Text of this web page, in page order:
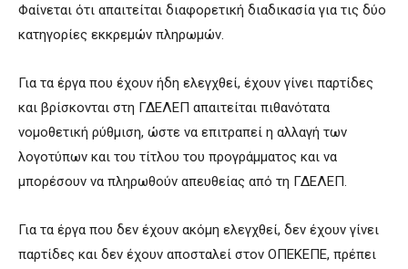
Φαίνεται ότι απαιτείται διαφορετική διαδικασία για τις δύο
κατηγορίες εκκρεμών πληρωμών.
Για τα έργα που έχουν ήδη ελεγχθεί, έχουν γίνει παρτίδες
και βρίσκονται στη ΓΔΕΛΕΠ απαιτείται πιθανότατα
νομοθετική ρύθμιση, ώστε να επιτραπεί η αλλαγή των
λογοτύπων και του τίτλου του προγράμματος και να
μπορέσουν να πληρωθούν απευθείας από τη ΓΔΕΛΕΠ.
Για τα έργα που δεν έχουν ακόμη ελεγχθεί, δεν έχουν γίνει
παρτίδες και δεν έχουν αποσταλεί στον ΟΠΕΚΕΠΕ, πρέπει